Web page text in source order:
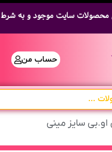
محصولات سایت موجود و به شرط
حساب من
سایز مینی